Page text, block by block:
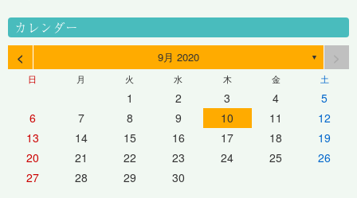
カレンダー
< 9月 2020 ▼
日 月 火 水 木 金 土
1 2 3 4
5
6
7 8 9 10 11
12
13
14 15 16 17 18
19
20
21 22 23 24 25
26
27
28 29 30